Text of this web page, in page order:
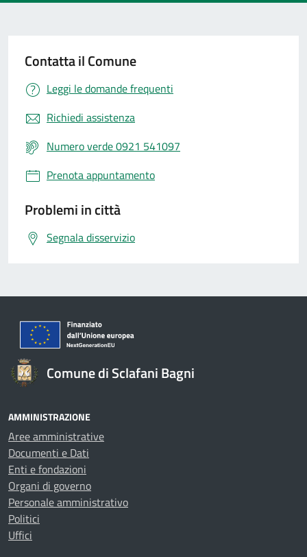
Contatta il Comune
Leggi le domande frequenti
Richiedi assistenza
Numero verde 0921 541097
Prenota appuntamento
Problemi in città
Segnala disservizio
Comune di Sclafani Bagni
AMMINISTRAZIONE
Aree amministrative
Documenti e Dati
Enti e fondazioni
Organi di governo
Personale amministrativo
Politici
Uffici